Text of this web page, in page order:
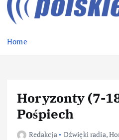
Home
Horyzonty (7-
Pośpiech
Redakcja Dźwięki radia,